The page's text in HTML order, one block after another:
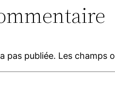
pas publiée. Les champs